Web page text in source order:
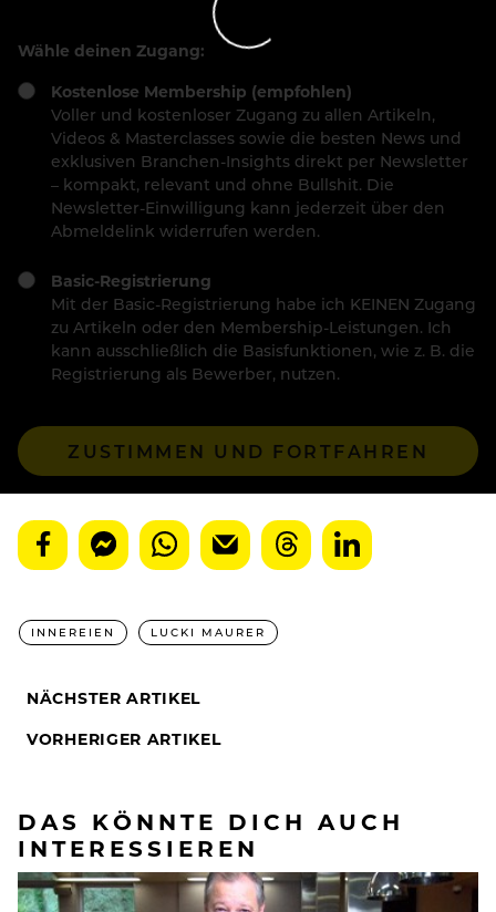
Wähle deinen Zugang:
Kostenlose Membership (empfohlen)
Voller und kostenloser Zugang zu allen Artikeln,
Videos & Masterclasses sowie die besten News und
exklusiven Branchen-Insights direkt per Newsletter
– kompakt, relevant und ohne Bullshit. Die
Newsletter-Einwilligung kann jederzeit über den
Abmeldelink widerrufen werden.
Basic-Registrierung
Mit der Basic-Registrierung habe ich KEINEN Zugang
zu Artikeln oder den Membership-Leistungen. Ich
kann ausschließlich die Basisfunktionen, wie z. B. die
Registrierung als Bewerber, nutzen.
ZUSTIMMEN UND FORTFAHREN
INNEREIEN LUCKI MAURER
NÄCHSTER ARTIKEL
VORHERIGER ARTIKEL
DAS KÖNNTE DICH AUCH
INTERESSIEREN